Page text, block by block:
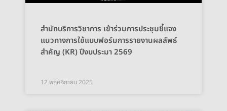
สำนักบริการวิชาการ เข้าร่วมการประชุมชี้แจง
แนวทางการใช้แบบฟอร์มการรายงานผลลัพธ์
สำคัญ (KR) ปีงบประมา 2569
12 พฤศจิกายน 2025